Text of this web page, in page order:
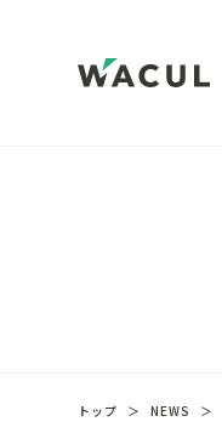
トップ ＞ NEWS ＞